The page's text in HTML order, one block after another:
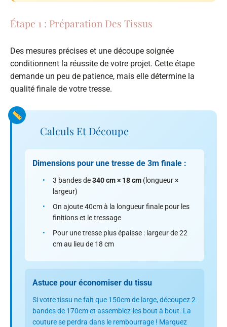
Étape 1 : Préparation Des Tissus
Des mesures précises et une découpe soignée
conditionnent la réussite de votre projet. Cette étape
demande un peu de patience, mais elle détermine la
qualité finale de votre tresse.
Calculs Et Découpe
Dimensions pour une tresse de 3m finale :
• 3 bandes de340 cm × 18 cm (longueur ×
largeur)
•
On ajoute 40cm à la longueur finale pour les
finitions et le tressage
•
Pour une tresse plus épaisse : largeur de 22
cm au lieu de 18 cm
Astuce pour économiser du tissu
Si votre tissu ne fait que 150cm de large, découpez 2
bandes de 170cm et assemblez-les bout à bout. La
couture se perdra dans le rembourrage ! Marquez